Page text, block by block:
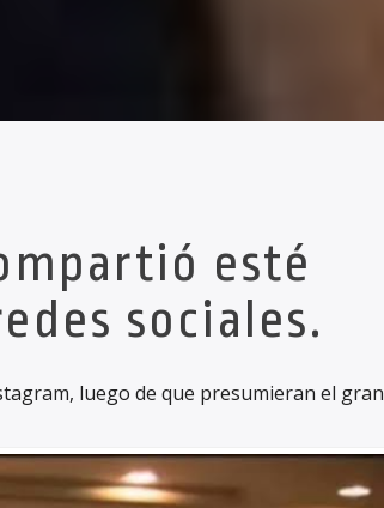
esté
sociales.
luego de que presumieran el gran